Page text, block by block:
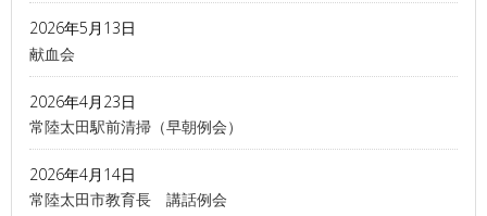
2026年5月13日
献血会
2026年4月23日
常陸太田駅前清掃（早朝例会）
2026年4月14日
常陸太田市教育長 講話例会